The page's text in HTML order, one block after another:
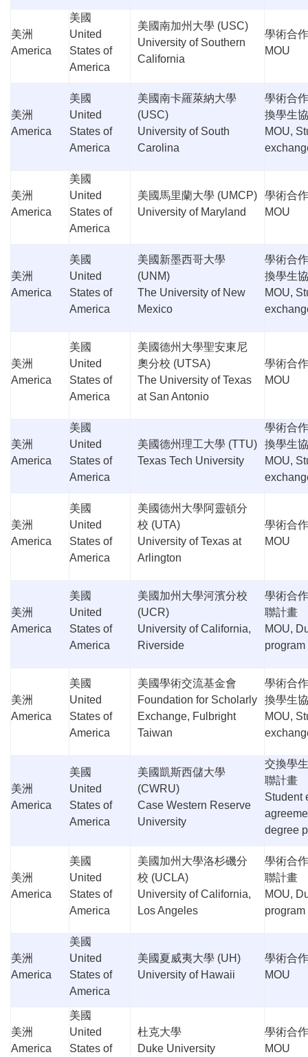
美洲
America
美國
United
States of
America
美國南加州大學 (USC)
University of Southern
California
學術合
MOU
美洲
America
美國
United
States of
America
美國南卡羅萊納大學
(USC)
University of South
Carolina
學術合
換學生
MOU,
美洲
America
美國
United
States of
America
美國馬里蘭大學 (UMCP)
University of Maryland
學術合
MOU
美洲
America
美國
United
States of
America
美國新墨西哥大學
(UNM)
The University of New
Mexico
學術合
換學生
MOU,
美洲
America
美國
United
States of
America
美國德州大學聖安東尼
奧分校 (UTSA)
The University of Texas
at San Antonio
學術合
MOU
美洲
America
美國
United
States of
America
美國德州理工大學 (TTU)
Texas Tech University
學術合
換學生
MOU,
美洲
America
美國
United
States of
America
美國德州大學阿靈頓分
校 (UTA)
University of Texas at
Arlington
學術合
MOU
美洲
America
美國
United
States of
America
美國加州大學河濱分校
(UCR)
University of California,
Riverside
學術合
聯計畫
MOU,
program
美洲
America
美國
United
States of
America
美國學術交流基金會
Foundation for Scholarly
Exchange, Fulbright
Taiwan
學術合
換學生
MOU,
美洲
America
美國
United
States of
America
美國凱斯西儲大學
(CWRU)
Case Western Reserve
University
交換學
聯計畫
Student
degree
美洲
America
美國
United
States of
America
美國加州大學洛杉磯分
校 (UCLA)
University of California,
Los Angeles
學術合
聯計畫
MOU,
program
美洲
America
美國
United
States of
America
美國夏威夷大學 (UH)
University of Hawaii
學術合
MOU
美洲
America
美國
United
States of
杜克大學
Duke University
學術合
MOU